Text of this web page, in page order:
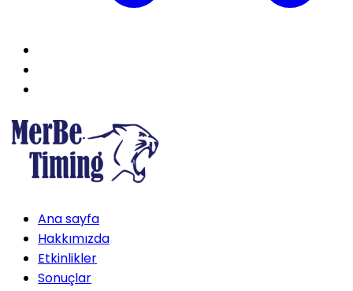
Ana sayfa
Hakkımızda
Etkinlikler
Sonuçlar